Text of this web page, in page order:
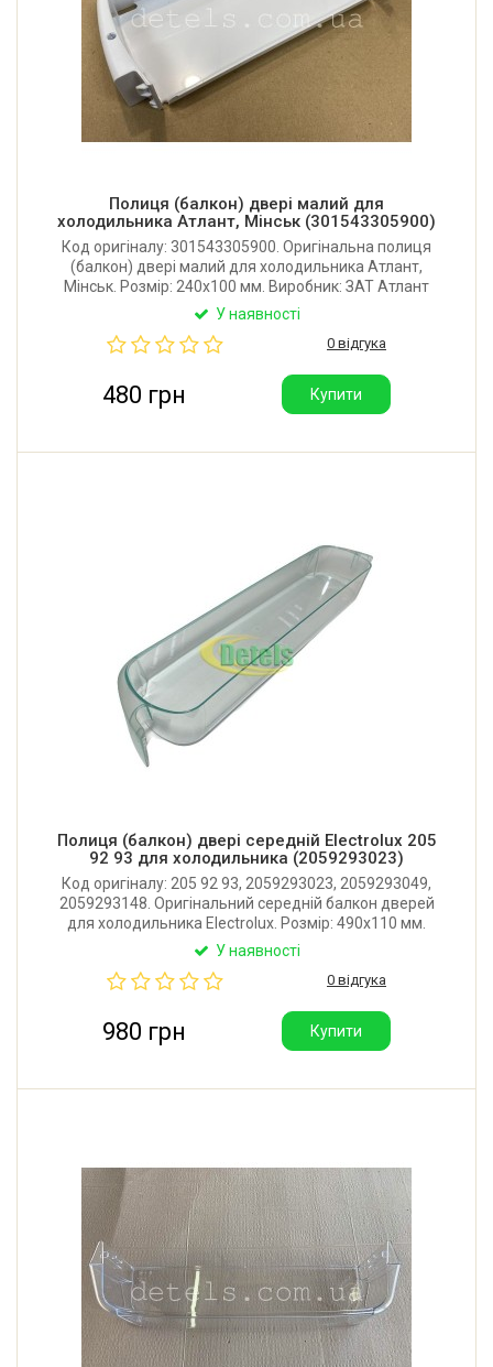
Полиця (балкон) двері малий для
холодильника Атлант, Мінськ (301543305900)
Код оригіналу: 301543305900. Оригінальна полиця
(балкон) двері малий для холодильника Атлант,
Мінськ. Розмір: 240x100 мм. Виробник: ЗАТ Атлант
(Республіка Білорусь).
У наявності
0 відгука
480 грн Купити
Полиця (балкон) двері середній Electrolux 205
92 93 для холодильника (2059293023)
Код оригіналу: 205 92 93, 2059293023, 2059293049,
2059293148. Оригінальний середній балкон дверей
для холодильника Electrolux. Розмір: 490x110 мм.
Виробник Швеція.
У наявності
0 відгука
980 грн Купити